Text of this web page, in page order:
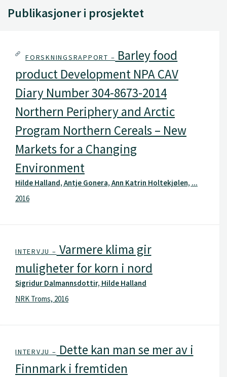
Publikasjoner i prosjektet
FORSKNINGSRAPPORT – Barley food
product Development NPA CAV
Diary Number 304-8673-2014
Northern Periphery and Arctic
Program Northern Cereals – New
Markets for a Changing
Environment
Hilde Halland, Antje Gonera, Ann Katrin Holtekjølen, ...
2016
INTERVJU – Varmere klima gir
muligheter for korn i nord
Sigridur Dalmannsdottir, Hilde Halland
NRK Troms, 2016
INTERVJU – Dette kan man se mer av i
Finnmark i fremtiden